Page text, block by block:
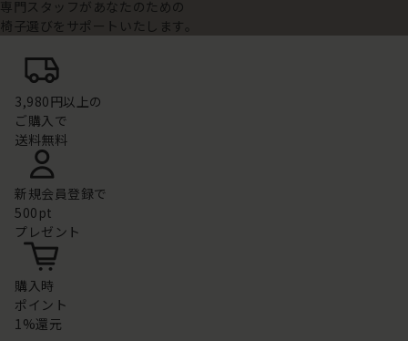
専門スタッフがあなたのための
椅子選びをサポートいたします。
3,980円以上の
ご購入で
送料無料
新規会員登録で
500pt
プレゼント
購入時
ポイント
1%還元